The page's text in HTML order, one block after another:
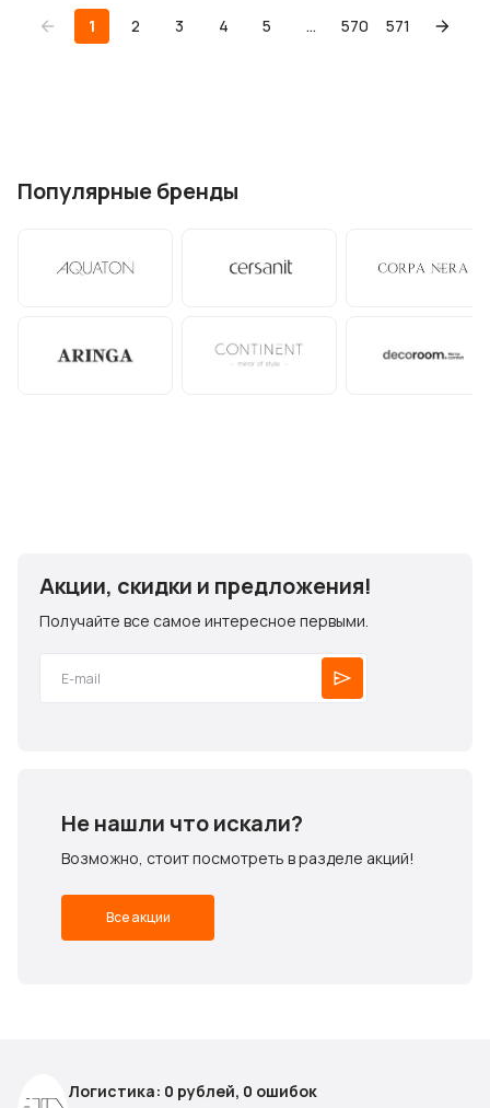
1 2 3 4 5 ... 570 571
Популярные бренды
Акции, скидки и предложения!
Получайте все самое интересное первыми.
Не нашли что искали?
Возможно, стоит посмотреть в разделе акций!
Все акции
Логистика: 0 рублей, 0 ошибок